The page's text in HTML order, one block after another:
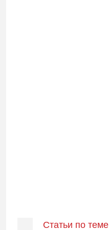
Статьи по теме